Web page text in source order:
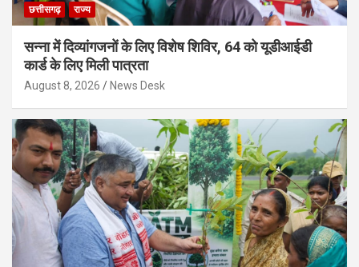
छत्तीसगढ़ राज्य
सन्ना में दिव्यांगजनों के लिए विशेष शिविर, 64 को यूडीआईडी
कार्ड के लिए मिली पात्रता
August 8, 2026 News Desk